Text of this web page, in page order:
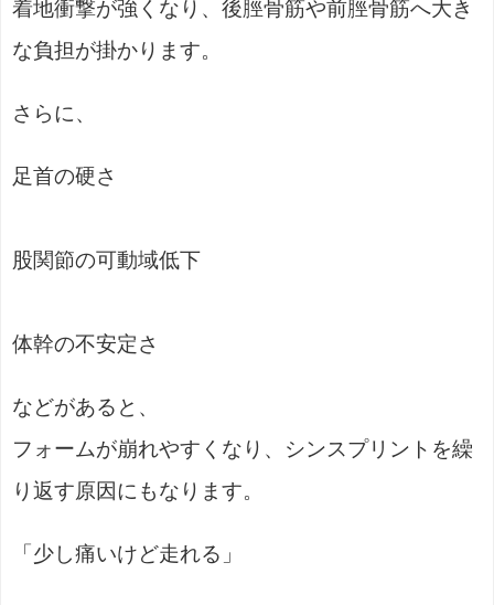
着地衝撃が強くなり、後脛骨筋や前脛骨筋へ大き
な負担が掛かります。
さらに、
足首の硬さ
股関節の可動域低下
体幹の不安定さ
などがあると、
フォームが崩れやすくなり、シンスプリントを繰
り返す原因にもなります。
「少し痛いけど走れる」